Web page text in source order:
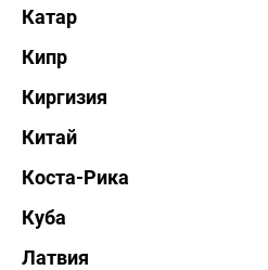
Катар
Кипр
Киргизия
Китай
Коста-Рика
Куба
Латвия